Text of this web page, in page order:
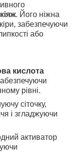
. Його ніжна
забезпечуючи
або
кислота
рівні.
сіточку,
і згладжуючи
активатор